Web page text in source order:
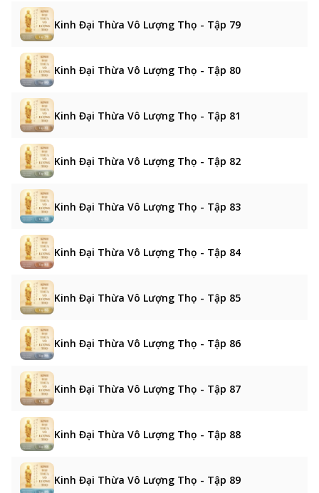
Kinh Đại Thừa Vô Lượng Thọ - Tập 79
Kinh Đại Thừa Vô Lượng Thọ - Tập 80
Kinh Đại Thừa Vô Lượng Thọ - Tập 81
Kinh Đại Thừa Vô Lượng Thọ - Tập 82
Kinh Đại Thừa Vô Lượng Thọ - Tập 83
Kinh Đại Thừa Vô Lượng Thọ - Tập 84
Kinh Đại Thừa Vô Lượng Thọ - Tập 85
Kinh Đại Thừa Vô Lượng Thọ - Tập 86
Kinh Đại Thừa Vô Lượng Thọ - Tập 87
Kinh Đại Thừa Vô Lượng Thọ - Tập 88
Kinh Đại Thừa Vô Lượng Thọ - Tập 89